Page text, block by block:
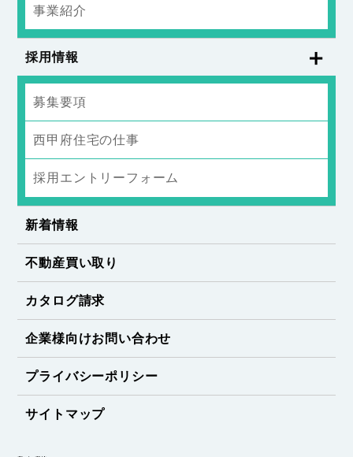
事業紹介
採用情報
募集要項
西甲府住宅の仕事
採用エントリーフォーム
新着情報
不動産買い取り
カタログ請求
企業様向けお問い合わせ
プライバシーポリシー
サイトマップ